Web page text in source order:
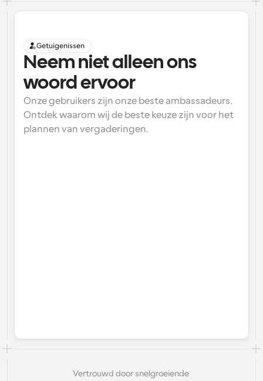
Getuigenissen
Neem niet alleen ons
woord ervoor
Onze gebruikers zijn onze beste ambassadeurs.
Ontdek waarom wij de beste keuze zijn voor het
plannen van vergaderingen.
Vertrouwd door snelgroeiende